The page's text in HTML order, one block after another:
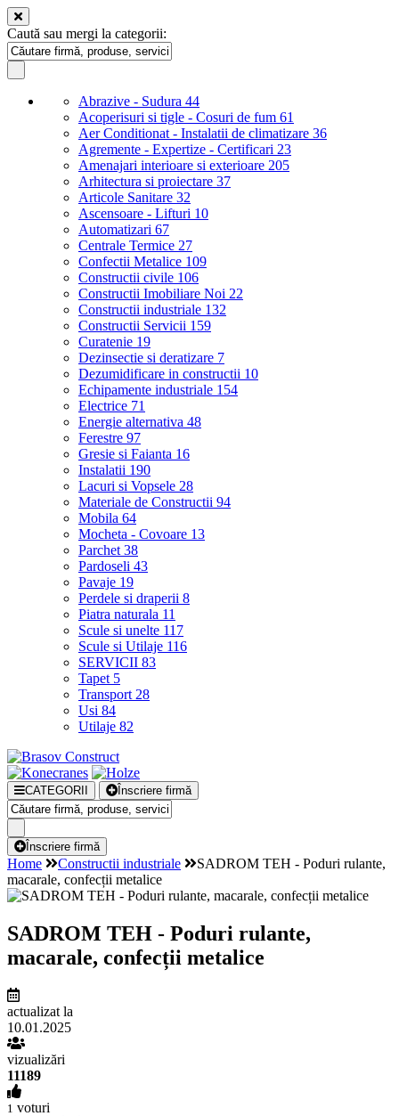
Caută sau mergi la categorii:
Abrazive - Sudura 44
Acoperisuri si tigle - Cosuri de fum 61
Aer Conditionat - Instalatii de climatizare 36
Agremente - Expertize - Certificari 23
Amenajari interioare si exterioare 205
Arhitectura si proiectare 37
Articole Sanitare 32
Ascensoare - Lifturi 10
Automatizari 67
Centrale Termice 27
Confectii Metalice 109
Constructii civile 106
Constructii Imobiliare Noi 22
Constructii industriale 132
Constructii Servicii 159
Curatenie 19
Dezinsectie si deratizare 7
Dezumidificare in constructii 10
Echipamente industriale 154
Electrice 71
Energie alternativa 48
Ferestre 97
Gresie si Faianta 16
Instalatii 190
Lacuri si Vopsele 28
Materiale de Constructii 94
Mobila 64
Mocheta - Covoare 13
Parchet 38
Pardoseli 43
Pavaje 19
Perdele si draperii 8
Piatra naturala 11
Scule si unelte 117
Scule si Utilaje 116
SERVICII 83
Tapet 5
Transport 28
Usi 84
Utilaje 82
CATEGORII Înscriere firmă
Înscriere firmă
Home Constructii industriale
SADROM TEH - Poduri rulante,
macarale, confecții metalice
SADROM TEH - Poduri rulante,
macarale, confecții metalice
actualizat la
10.01.2025
vizualizări
11189
1 voturi